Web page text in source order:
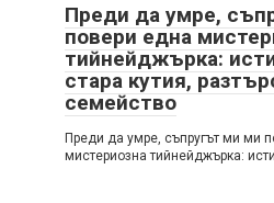
Преди да умре,
повери една
тийнейджърка:
стара кутия,
семейство
Преди да умре, съпругът ми ми
мистериозна тийнейджърка: